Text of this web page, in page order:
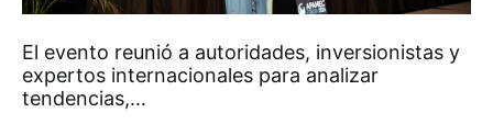
El evento reunió a autoridades, inversionistas y
expertos internacionales para analizar
tendencias,…